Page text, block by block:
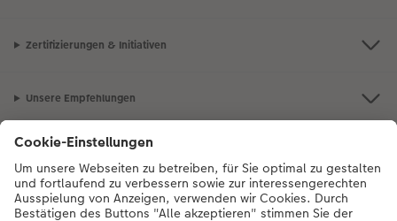
Zertifizierungen & Initiativen
Unsere Empfehlungen
Unser Sortiment
Service